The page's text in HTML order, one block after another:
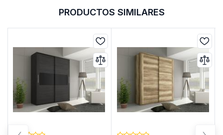
PRODUCTOS SIMILARES